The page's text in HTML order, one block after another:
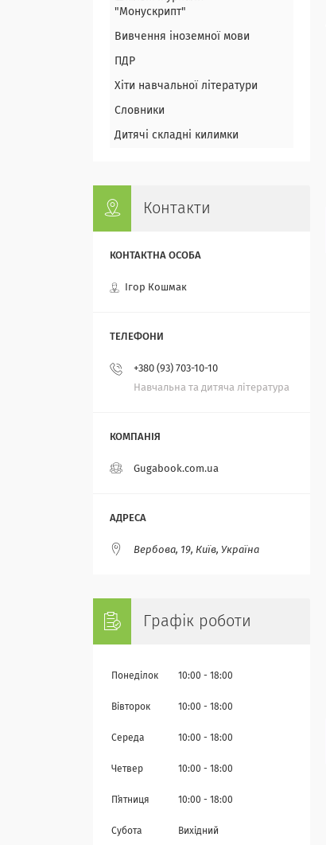
"Монускрипт"
Вивчення іноземної мови
ПДР
Хіти навчальної літератури
Словники
Дитячі складні килимки
Контакти
Ігор Кошмак
+380 (93) 703-10-10
Навчальна та дитяча література
Gugabook.com.ua
Вербова, 19, Київ, Україна
Графік роботи
Понеділок 10:00 18:00
Вівторок 10:00 18:00
Середа 10:00 18:00
Четвер 10:00 18:00
Пʼятниця 10:00 18:00
Субота Вихідний